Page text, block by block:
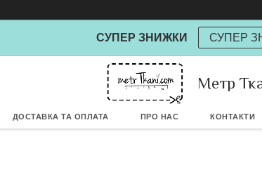
СУПЕР ЗНИЖКИ СУПЕР
Метр
ДОСТАВКА ТА ОПЛАТА ПРО НАС КОНТАКТИ